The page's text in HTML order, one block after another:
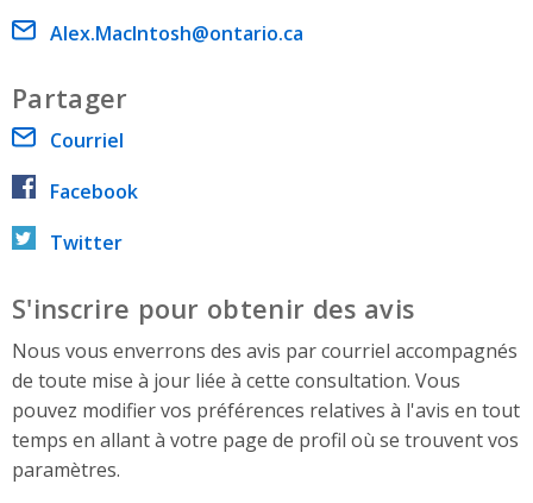
Email address
Alex.MacIntosh@ontario.ca
Partager
Courriel
Facebook
Twitter
S'inscrire pour obtenir des avis
Nous vous enverrons des avis par courriel accompagnés
de toute mise à jour liée à cette consultation. Vous
pouvez modifier vos préférences relatives à l'avis en tout
temps en allant à votre page de profil où se trouvent vos
paramètres.